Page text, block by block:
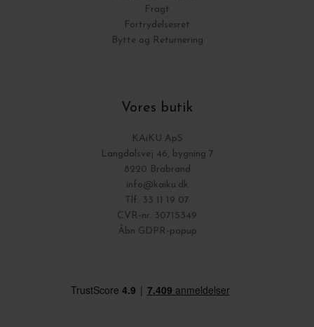
Fragt
Fortrydelsesret
Bytte og Returnering
Vores butik
KAiKU ApS
Langdalsvej 46, bygning 7
8220 Brabrand
info@kaiku.dk
Tlf. 33 11 19 07
CVR-nr. 30715349
Åbn GDPR-popup